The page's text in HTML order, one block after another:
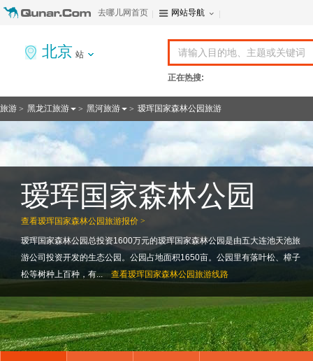
去哪儿网首页 网站导航
北京 站
正在热搜:
旅游 > 黑龙江旅游 > 黑河旅游 > 瑷珲国家森林公园旅游
查看瑷珲国家森林公园旅游报价 >
瑷珲国家森林公园
瑷珲国家森林公园总投资1600万元的瑷珲国家森林公园是由五大连池天池旅
游公司投资开发的生态公园。公园占地面积1650亩。公园里有落叶松、樟子
松等树种上百种，有...
查看瑷珲国家森林公园旅游线路